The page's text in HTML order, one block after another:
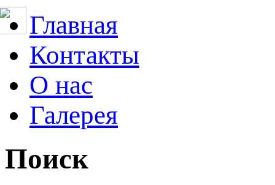
Главная
Контакты
О нас
Галерея
Поиск